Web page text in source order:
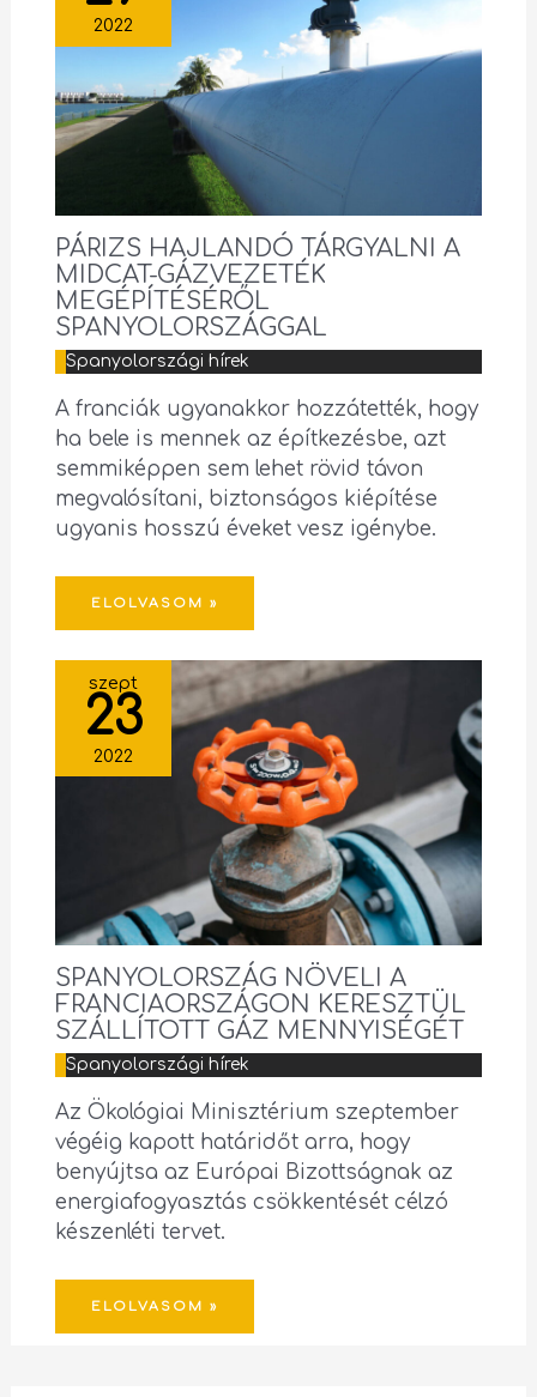
2022
PÁRIZS HAJLANDÓ TÁRGYALNI A
MIDCAT-GÁZVEZETÉK
MEGÉPÍTÉSÉRŐL
SPANYOLORSZÁGGAL
Spanyolországi hírek
A franciák ugyanakkor hozzátették, hogy
ha bele is mennek az építkezésbe, azt
semmiképpen sem lehet rövid távon
megvalósítani, biztonságos kiépítése
ugyanis hosszú éveket vesz igénybe.
ELOLVASOM »
szept
23
2022
SPANYOLORSZÁG NÖVELI A
FRANCIAORSZÁGON KERESZTÜL
SZÁLLÍTOTT GÁZ MENNYISÉGÉT
Spanyolországi hírek
Az Ökológiai Minisztérium szeptember
végéig kapott határidőt arra, hogy
benyújtsa az Európai Bizottságnak az
energiafogyasztás csökkentését célzó
készenléti tervet.
ELOLVASOM »